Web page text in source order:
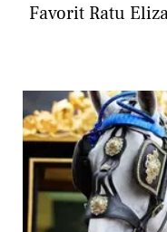
Favorit Ratu